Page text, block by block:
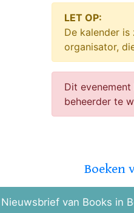
LET OP:
De kalender
organisator,
Dit
beheerder te
Boeken
Nieuwsbrief van Books in